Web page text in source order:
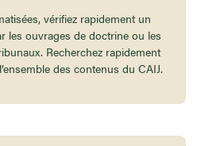
vérifiez rapidement un
les ouvrages de doctrine ou les
Recherchez rapidement
des contenus du CAIJ.